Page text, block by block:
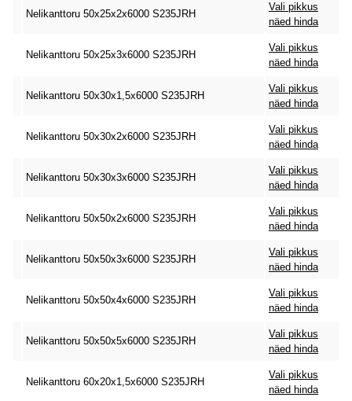
Nelikanttoru 50x25x2x6000 S235JRH
Vali pikkus
näed hinda
Nelikanttoru 50x25x3x6000 S235JRH
Vali pikkus
näed hinda
Nelikanttoru 50x30x1,5x6000 S235JRH
Vali pikkus
näed hinda
Nelikanttoru 50x30x2x6000 S235JRH
Vali pikkus
näed hinda
Nelikanttoru 50x30x3x6000 S235JRH
Vali pikkus
näed hinda
Nelikanttoru 50x50x2x6000 S235JRH
Vali pikkus
näed hinda
Nelikanttoru 50x50x3x6000 S235JRH
Vali pikkus
näed hinda
Nelikanttoru 50x50x4x6000 S235JRH
Vali pikkus
näed hinda
Nelikanttoru 50x50x5x6000 S235JRH
Vali pikkus
näed hinda
Nelikanttoru 60x20x1,5x6000 S235JRH
Vali pikkus
näed hinda